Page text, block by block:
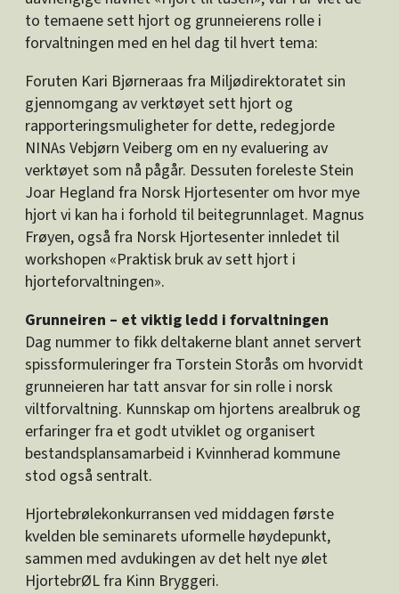
to temaene sett hjort og grunneierens rolle i
forvaltningen med en hel dag til hvert tema:
Foruten Kari Bjørneraas fra Miljødirektoratet sin
gjennomgang av verktøyet sett hjort og
rapporteringsmuligheter for dette, redegjorde
NINAs Vebjørn Veiberg om en ny evaluering av
verktøyet som nå pågår. Dessuten foreleste Stein
Joar Hegland fra Norsk Hjortesenter om hvor mye
hjort vi kan ha i forhold til beitegrunnlaget. Magnus
Frøyen, også fra Norsk Hjortesenter innledet til
workshopen «Praktisk bruk av sett hjort i
hjorteforvaltningen».
Grunneiren – et viktig ledd i forvaltningen
Dag nummer to fikk deltakerne blant annet servert
spissformuleringer fra Torstein Storås om hvorvidt
grunneieren har tatt ansvar for sin rolle i norsk
viltforvaltning. Kunnskap om hjortens arealbruk og
erfaringer fra et godt utviklet og organisert
bestandsplansamarbeid i Kvinnherad kommune
stod også sentralt.
Hjortebrølekonkurransen ved middagen første
kvelden ble seminarets uformelle høydepunkt,
sammen med avdukingen av det helt nye ølet
HjortebrØL fra Kinn Bryggeri.